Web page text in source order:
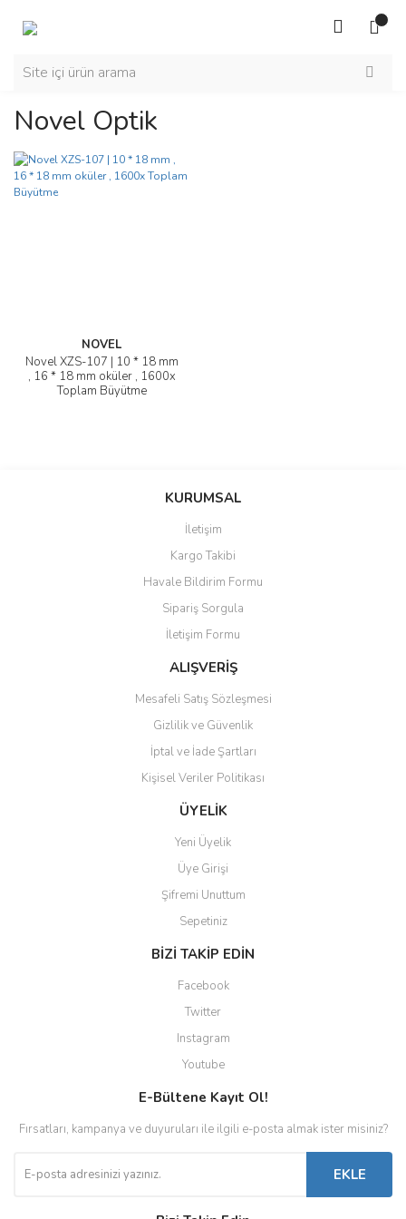
Novel Optik
NOVEL
Novel XZS-107 | 10 * 18 mm
, 16 * 18 mm oküler , 1600x
Toplam Büyütme
KURUMSAL
İletişim
Kargo Takibi
Havale Bildirim Formu
Sipariş Sorgula
İletişim Formu
ALIŞVERİŞ
Mesafeli Satış Sözleşmesi
Gizlilik ve Güvenlik
İptal ve İade Şartları
Kişisel Veriler Politikası
ÜYELİK
Yeni Üyelik
Üye Girişi
Şifremi Unuttum
Sepetiniz
BİZİ TAKİP EDİN
Facebook
Twitter
Instagram
Youtube
E-Bültene Kayıt Ol!
Fırsatları, kampanya ve duyuruları ile ilgili e-posta almak ister misiniz?
EKLE